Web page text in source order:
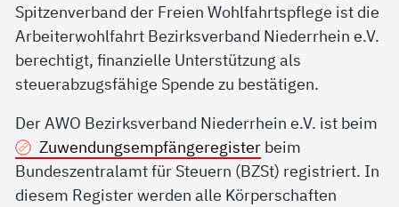
Spitzenverband der Freien Wohlfahrtspflege ist die
Arbeiterwohlfahrt Bezirksverband Niederrhein e.V.
berechtigt, finanzielle Unterstützung als
steuerabzugsfähige Spende zu bestätigen.
Der AWO Bezirksverband Niederrhein e.V. ist beim
Zuwendungsempfängeregisterbeim
Bundeszentralamt für Steuern (BZSt) registriert. In
diesem Register werden alle Körperschaften